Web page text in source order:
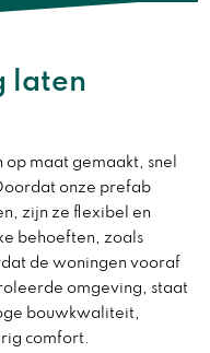
laten
maat gemaakt, snel
onze prefab
zijn ze flexibel en
behoeften, zoals
de woningen vooraf
omgeving, staat
bouwkwaliteit,
comfort.